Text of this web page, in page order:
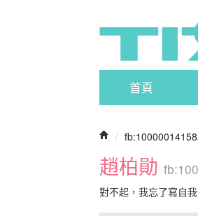
首頁
/
趙柏勛
對不起，我忘了寫自我